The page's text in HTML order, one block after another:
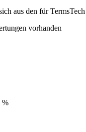
aus den für
vorhanden
%